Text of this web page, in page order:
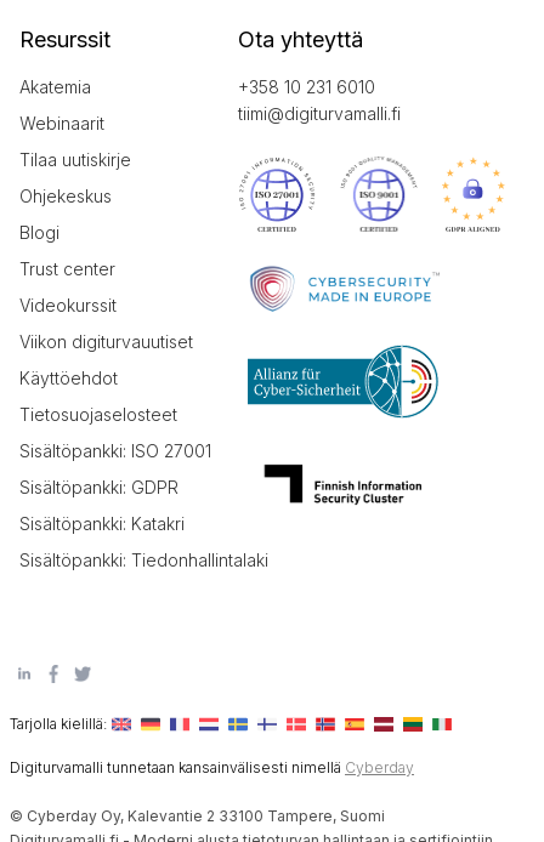
Resurssit
Akatemia
Webinaarit
Tilaa uutiskirje
Ohjekeskus
Blogi
Trust center
Videokurssit
Viikon digiturvauutiset
Käyttöehdot
Tietosuojaselosteet
Sisältöpankki: ISO 27001
Sisältöpankki: GDPR
Sisältöpankki: Katakri
Sisältöpankki: Tiedonhallintalaki
Ota yhteyttä
+358 10 231 6010
tiimi@digiturvamalli.fi
Tarjolla kielillä:
Digiturvamalli tunnetaan kansainvälisesti nimellä Cyberday
© Cyberday Oy, Kalevantie 2 33100 Tampere, Suomi